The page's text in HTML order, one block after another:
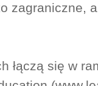
zagraniczne,
łączą się w